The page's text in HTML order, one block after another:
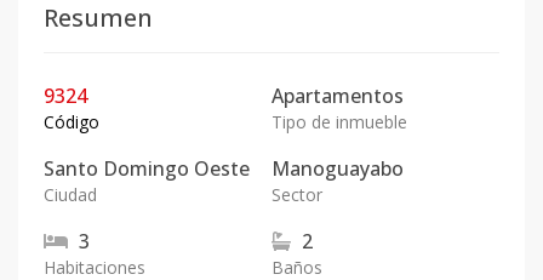
Resumen
9324
Código
Apartamentos
Tipo de inmueble
Santo Domingo Oeste
Ciudad
Manoguayabo
Sector
3
Habitaciones
2
Baños